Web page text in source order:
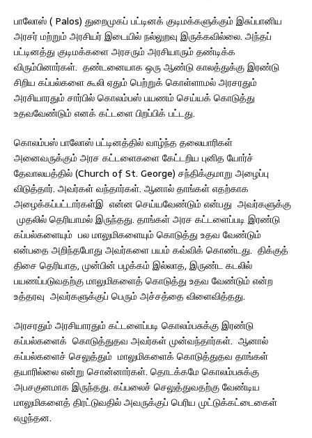
பாலோஸ் ( Palos) துறைமுகப் பட்டினக் குடிமக்களுக்கும் இசுப்பானிய
அரசர் மற்றும் அரசியர் இடையில் நல்லுறவு இருக்கவில்லை. அந்தப்
பட்டினத்து குடிமக்களை அரசரும் அரசியாரும் தண்டிக்க
விரும்பினார்கள். தண்டனையாக ஒரு ஆண்டு காலத்துக்கு இரண்டு
சிறிய கப்பல்களை கூலி ஏதும் பெற்றுக் கொள்ளாமல் அரசரதும்
அரசியாரதும் சார்பில் கொலம்பஸ் பயணம் செய்யக் கொடுத்து
உதவவேண்டும் எனக் கட்டளை பிறப்பிக் பட்டது.
கொலம்பஸ் பாலோஸ் பட்டினத்தில் வாழ்ந்த தலையாரிகள்
அனைவருக்கும் அரச கட்டளைகளை கேட்டறிய புனித யோர்ச்
தேவாலயத்தில் (Church of St. George) சந்திக்குமாறு அழைப்பு
விடுத்தார். அவர்கள் வந்தார்கள். ஆனால் தாங்கள் எதற்காக
அழைக்கப்பட்டார்கள்இ என்ன செய்யவேண்டும் என்பது அவர்களுக்கு
முதலில் தெரியாமல் இருந்தது. தாங்கள் அரச கட்டளைப்படி இரண்டு
கப்பல்களையும் பல மாலுமிகளையும் கொடுத்து உதவ வேண்டும்
என்பதை அறிந்தபோது அவர்களை பயம் கவ்விக் கொண்டது. திக்குத்
திசை தெரியாத, முன்பின் பழக்கம் இல்லாத, இருண்ட கடலில்
பயணப்படுவதற்கு மாலுமிகளைத் கொடுத்து உதவ வேண்டும் என்ற
உத்தரவு அவர்களுக்குப் பெரும் அச்சத்தை விளைவித்தது.
அரசரதும் அரசியாரதும் கட்டளைப்படி கொலம்பசுக்கு இரண்டு
கப்பல்களைக் கொடுத்துதவ அவர்கள் முன்வந்தார்கள். ஆனால்
கப்பல்களைச் செலுத்தும் மாலுமிகளைக் கொடுத்துதவ தாங்கள்
தயாரில்லை என்று சொன்னார்கள். தொடக்கமே கொலம்பசுக்கு
அபசகுனமாக இருந்தது. கப்பலைச் செலுத்துவதற்கு வேண்டிய
மாலுமிகளைத் திரட்டுவதில் அவருக்குப் பெரிய முட்டுக்கட்டைகைள்
எழுந்தன.